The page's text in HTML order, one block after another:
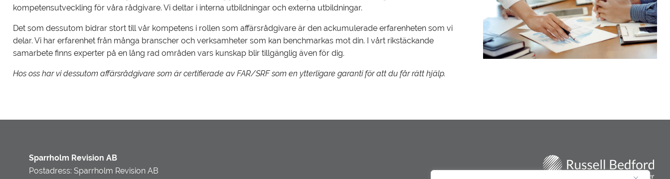
kompetensutveckling för våra rådgivare. Vi deltar i interna utbildningar och externa utbildningar.
Det som dessutom bidrar stort till vår kompetens i rollen som affärsrådgivare är den ackumulerade erfarenheten som vi
delar. Vi har erfarenhet från många branscher och verksamheter som kan benchmarkas mot din. I vårt rikstäckande
samarbete finns experter på en lång rad områden vars kunskap blir tillgänglig även för dig.
Hos oss har vi dessutom affärsrådgivare som är certifierade av FAR/SRF som en ytterligare garanti för att du får rätt hjälp.
Sparrholm Revision AB
Postadress: Sparrholm Revision AB